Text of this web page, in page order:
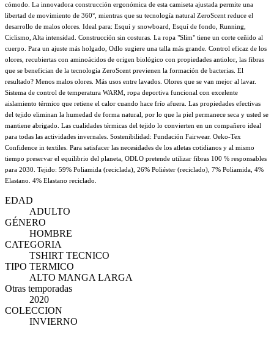
cómodo. La innovadora construcción ergonómica de esta camiseta ajustada permite una
libertad de movimiento de 360°, mientras que su tecnología natural ZeroScent reduce el
desarrollo de malos olores. Ideal para: Esquí y snowboard, Esquí de fondo, Running,
Ciclismo, Alta intensidad. Construcción sin costuras. La ropa "Slim" tiene un corte ceñido al
cuerpo. Para un ajuste más holgado, Odlo sugiere una talla más grande. Control eficaz de los
olores, recubiertas con aminoácidos de origen biológico con propiedades antiolor, las fibras
que se benefician de la tecnología ZeroScent previenen la formación de bacterias. El
resultado? Menos malos olores. Más usos entre lavados. Olores que se van mejor al lavar.
Sistema de control de temperatura WARM, ropa deportiva funcional con excelente
aislamiento térmico que retiene el calor cuando hace frío afuera. Las propiedades efectivas
del tejido eliminan la humedad de forma natural, por lo que la piel permanece seca y usted se
mantiene abrigado. Las cualidades térmicas del tejido lo convierten en un compañero ideal
para todas las actividades invernales. Sostenibilidad: Fundación Fairwear. Oeko-Tex
Confidence in textiles. Para satisfacer las necesidades de los atletas cotidianos y al mismo
tiempo preservar el equilibrio del planeta, ODLO pretende utilizar fibras 100 % responsables
para 2030. Tejido: 59% Poliamida (reciclada), 26% Poliéster (reciclado), 7% Poliamida, 4%
Elastano. 4% Elastano reciclado.
EDAD
ADULTO
GÉNERO
HOMBRE
CATEGORIA
TSHIRT TECNICO
TIPO TERMICO
ALTO MANGA LARGA
Otras temporadas
2020
COLECCION
INVIERNO